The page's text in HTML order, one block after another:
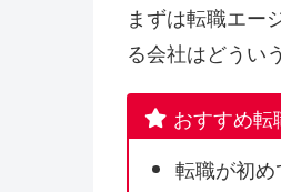
まずは転職エー
る会社はどうい
おすすめ転
転職が初